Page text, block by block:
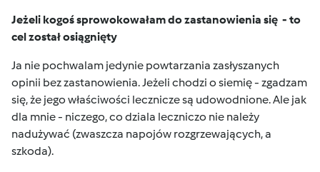
Jeżeli kogoś sprowokowałam do zastanowienia się - to
cel został osiągnięty
Ja nie pochwalam jedynie powtarzania zasłyszanych
opinii bez zastanowienia. Jeżeli chodzi o siemię - zgadzam
się, że jego właściwości lecznicze są udowodnione. Ale jak
dla mnie - niczego, co dziala leczniczo nie należy
nadużywać (zwaszcza napojów rozgrzewających, a
szkoda).